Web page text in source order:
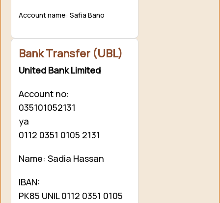
Account name: Safia Bano
Bank Transfer (UBL)
United Bank Limited
Account no:
035101052131
ya
0112 0351 0105 2131
Name: Sadia Hassan
IBAN:
PK85 UNIL 0112 0351 0105